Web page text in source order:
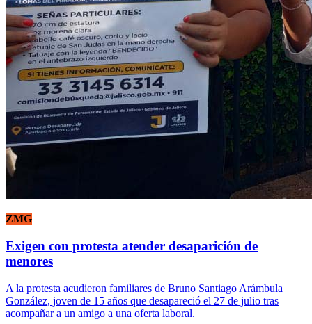
ZMG
Exigen con protesta atender desaparición de
menores
A la protesta acudieron familiares de Bruno Santiago Arámbula
González, joven de 15 años que desapareció el 27 de julio tras
acompañar a un amigo a una oferta laboral.